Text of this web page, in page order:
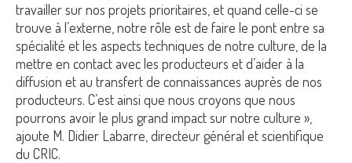
travailler sur nos projets prioritaires, et quand celle-ci se
trouve à l’externe, notre rôle est de faire le pont entre sa
spécialité et les aspects techniques de notre culture, de la
mettre en contact avec les producteurs et d’aider à la
diffusion et au transfert de connaissances auprès de nos
producteurs. C’est ainsi que nous croyons que nous
pourrons avoir le plus grand impact sur notre culture »,
ajoute M. Didier Labarre, directeur général et scientifique
du CRIC.